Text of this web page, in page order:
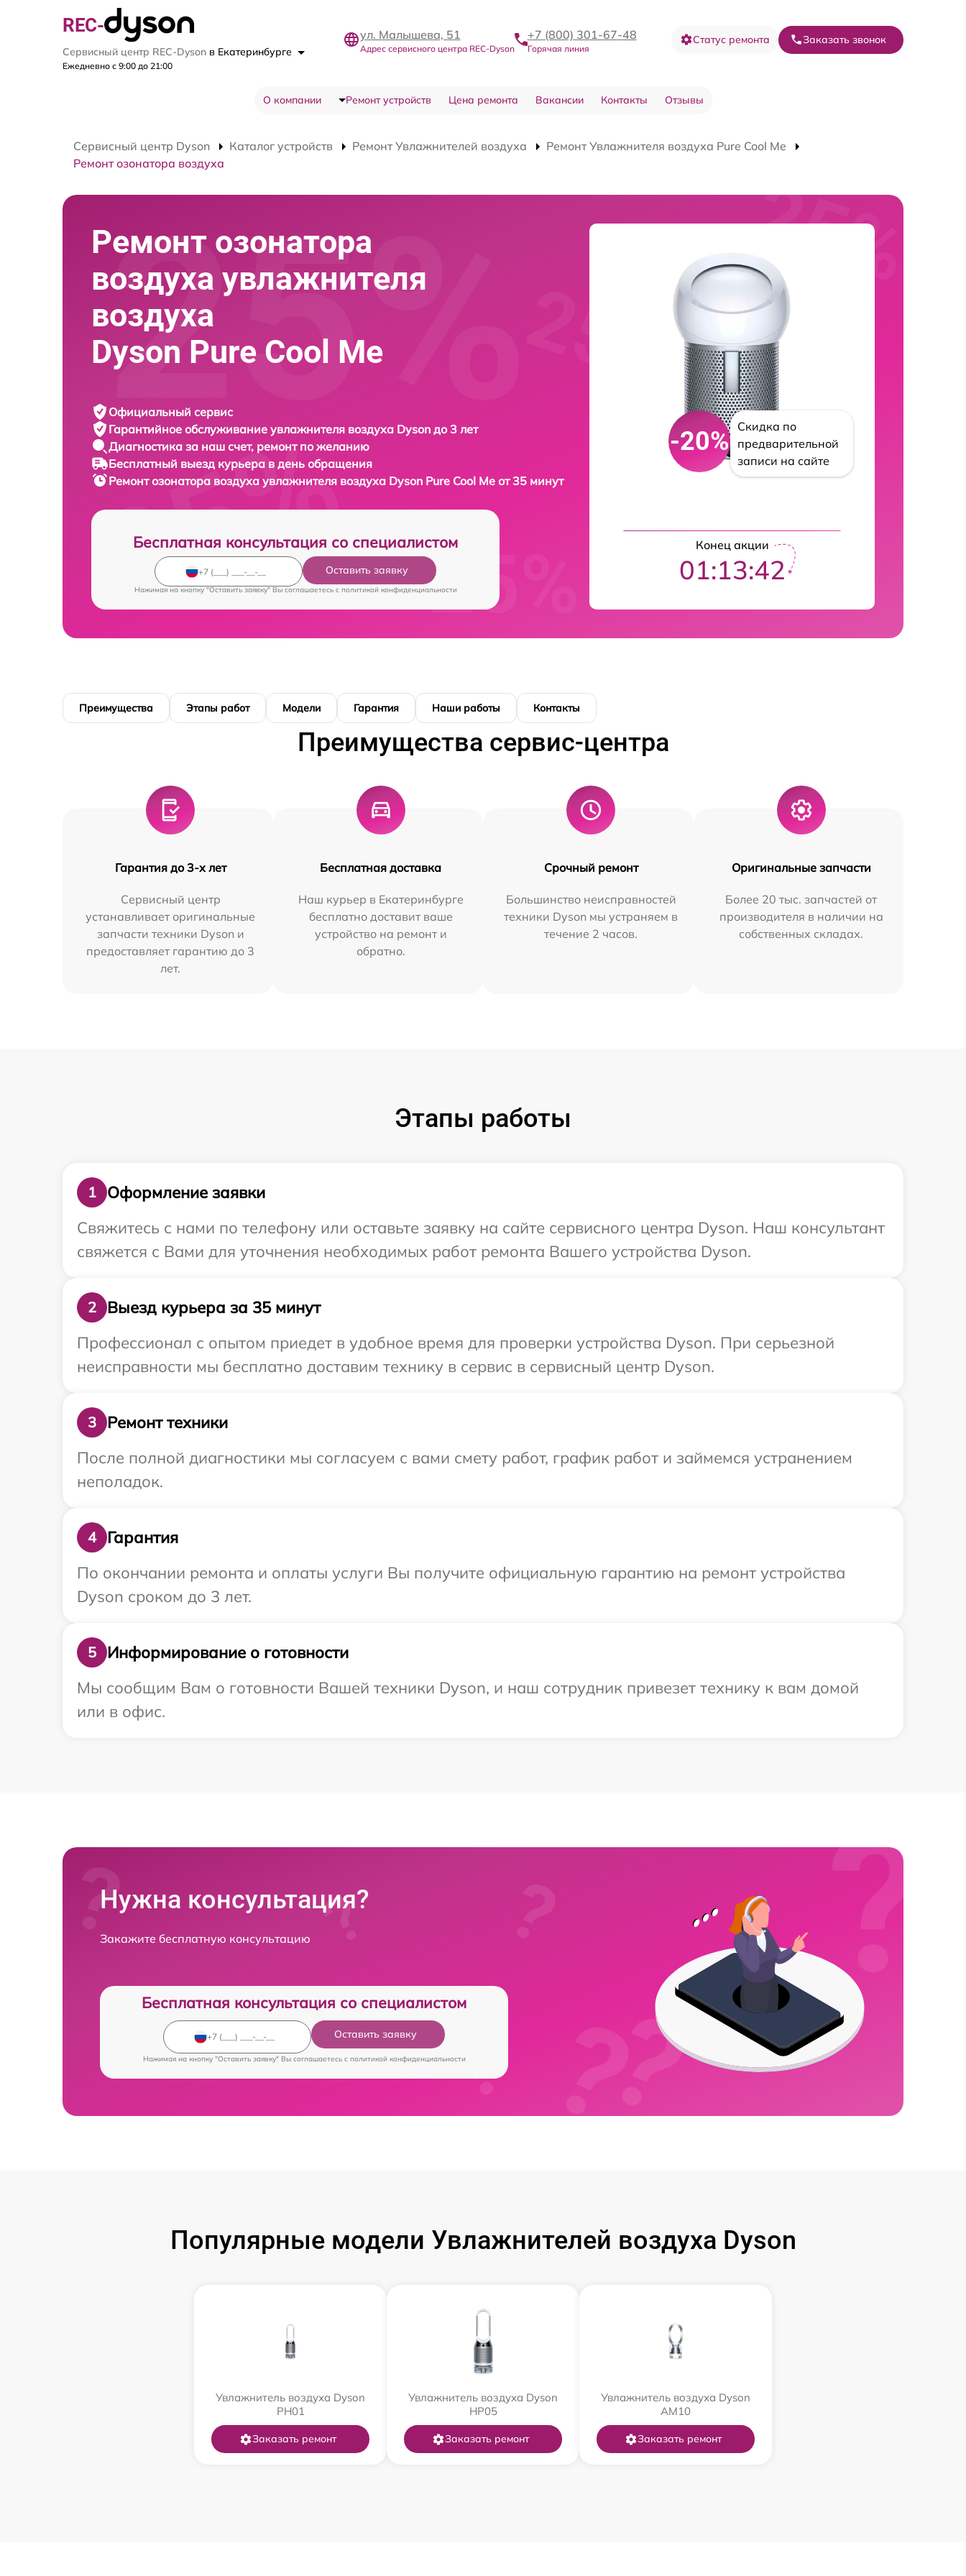
REC-
Сервисный центр REC-Dyson в Екатеринбурге
Ежедневно с 9:00 до 21:00
ул. Малышева, 51
Адрес сервисного центра REC-Dyson
+7 (800) 301-67-48
Горячая линия
Статус ремонта Заказать звонок
О компании Ремонт устройств Цена ремонта Вакансии Контакты Отзывы
Сервисный центр Dyson Каталог устройств Ремонт Увлажнителей воздуха
Ремонт Увлажнителя воздуха Pure Cool Me
Ремонт озонатора воздуха
Ремонт озонатора
воздуха увлажнителя
воздуха
Dyson Pure Cool Me
Официальный сервис
Гарантийное обслуживание увлажнителя воздуха Dyson до 3 лет
Диагностика за наш счет, ремонт по желанию
Бесплатный выезд курьера в день обращения
Ремонт озонатора воздуха увлажнителя воздуха Dyson Pure Cool Me от 35 минут
Бесплатная консультация со специалистом
Оставить заявку
Нажимая на кнопку "Оставить заявку" Вы соглашаетесь c политикой конфиденциальности
-20%
Скидка по
предварительной
записи на сайте
Конец акции
01:13:41
Преимущества Этапы работ Модели Гарантия Наши работы Контакты
Преимущества сервис-центра
Гарантия до 3-х лет
Сервисный центр
устанавливает оригинальные
запчасти техники Dyson и
предоставляет гарантию до 3
лет.
Бесплатная доставка
Наш курьер в Екатеринбурге
бесплатно доставит ваше
устройство на ремонт и
обратно.
Срочный ремонт
Большинство неисправностей
техники Dyson мы устраняем в
течение 2 часов.
Оригинальные запчасти
Более 20 тыс. запчастей от
производителя в наличии на
собственных складах.
Этапы работы
1
Оформление заявки
Свяжитесь с нами по телефону или оставьте заявку на сайте сервисного центра Dyson. Наш консультант
свяжется с Вами для уточнения необходимых работ ремонта Вашего устройства Dyson.
2
Выезд курьера за 35 минут
Профессионал с опытом приедет в удобное время для проверки устройства Dyson. При серьезной
неисправности мы бесплатно доставим технику в сервис в сервисный центр Dyson.
3
Ремонт техники
После полной диагностики мы согласуем с вами смету работ, график работ и займемся устранением
неполадок.
4
Гарантия
По окончании ремонта и оплаты услуги Вы получите официальную гарантию на ремонт устройства
Dyson сроком до 3 лет.
5
Информирование о готовности
Мы сообщим Вам о готовности Вашей техники Dyson, и наш сотрудник привезет технику к вам домой
или в офис.
Нужна консультация?
Закажите бесплатную консультацию
Бесплатная консультация со специалистом
Оставить заявку
Нажимая на кнопку "Оставить заявку" Вы соглашаетесь c политикой конфиденциальности
Популярные модели Увлажнителей воздуха Dyson
Увлажнитель воздуха Dyson
PH01
Заказать ремонт
Увлажнитель воздуха Dyson
HP05
Заказать ремонт
Увлажнитель воздуха Dyson
AM10
Заказать ремонт